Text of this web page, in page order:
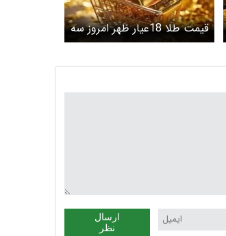
قیمت طلا 18‌‌عیار ظهر امروز سه
شنبه 16 اردیبهشت 1404
ارسال
نظر